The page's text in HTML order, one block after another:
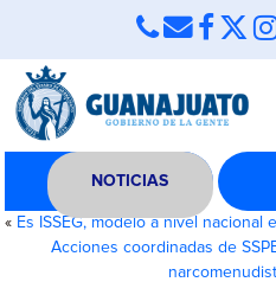
NOTICIAS
« Es ISSEG, modelo a nivel nacional
Acciones coordinadas de